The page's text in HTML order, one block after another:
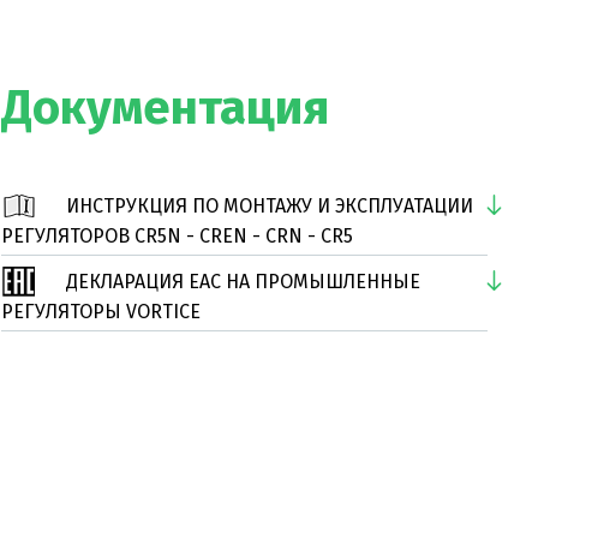
Документация
ИНСТРУКЦИЯ ПО МОНТАЖУ И ЭКСПЛУАТАЦИИ
РЕГУЛЯТОРОВ CR5N - CREN - CRN - CR5
ДЕКЛАРАЦИЯ EAC НА ПРОМЫШЛЕННЫЕ
РЕГУЛЯТОРЫ VORTICE